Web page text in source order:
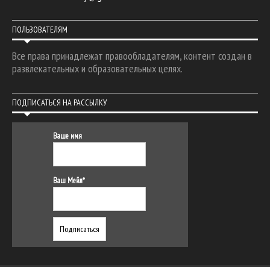
ПОЛЬЗОВАТЕЛЯМ
Все права принадлежат правообладателям, контент создан в
развлекательных и образовательных целях.
ПОДПИСАТЬСЯ НА РАССЫЛКУ
Ваше имя
Ваш Мейл*